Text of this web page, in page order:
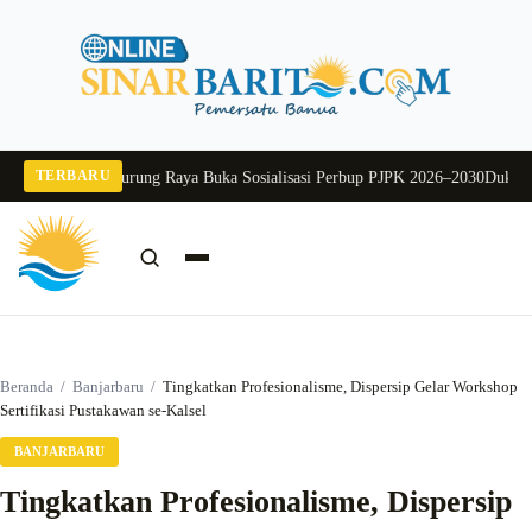
TERBARU
Pj Sekda Murung Raya Buka Sosialisasi Perbup PJPK 2026–2030Dukung
Beranda / Banjarbaru / Tingkatkan Profesionalisme, Dispersip Gelar Workshop
Sertifikasi Pustakawan se-Kalsel
BANJARBARU
Tingkatkan Profesionalisme, Dispersip